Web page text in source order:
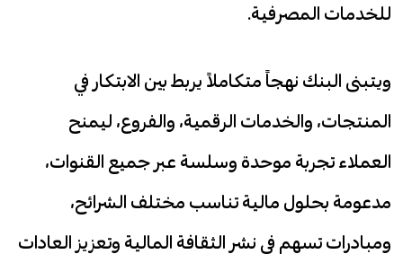
للخدمات المصرفية.
ويتبنى البنك نهجاً متكاملاً يربط بين الابتكار في
المنتجات، والخدمات الرقمية، والفروع، ليمنح
العملاء تجربة موحدة وسلسة عبر جميع القنوات،
مدعومة بحلول مالية تناسب مختلف الشرائح،
ومبادرات تسهم في نشر الثقافة المالية وتعزيز العادات